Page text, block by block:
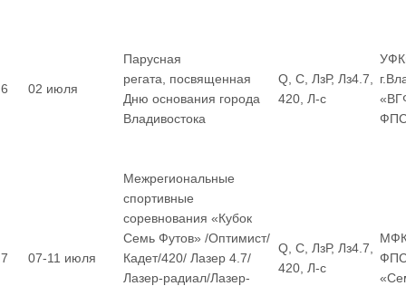
6 02 июля
Парусная
регата, посвященная
Дню основания города
Владивостока
Q, С, ЛзР, Лз4.7,
420, Л-с
7 07-11 июля
Межрегиональные
спортивные
соревнования «Кубок
Семь Футов» /Оптимист/
Кадет/420/ Лазер 4.7/
Лазер-радиал/Лазер-
Q, С, ЛзР, Лз4.7,
420, Л-с